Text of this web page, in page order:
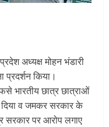
अध्यक्ष मोहन भंडारी
प्रदर्शन किया।
भारतीय छात्र छात्राओं
दिया व जमकर सरकार के
पर आरोप लगाए